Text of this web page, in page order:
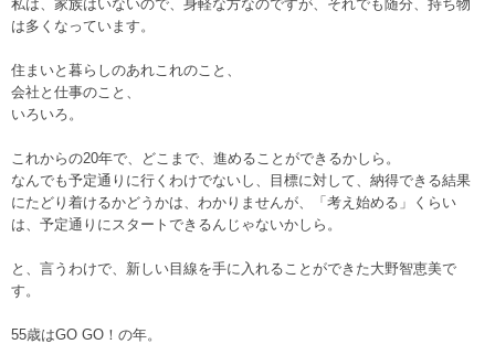
私は、家族はいないので、身軽な方なのですが、それでも随分、持ち物
は多くなっています。
住まいと暮らしのあれこれのこと、
会社と仕事のこと、
いろいろ。
これからの20年で、どこまで、進めることができるかしら。
なんでも予定通りに行くわけでないし、目標に対して、納得できる結果
にたどり着けるかどうかは、わかりませんが、「考え始める」くらい
は、予定通りにスタートできるんじゃないかしら。
と、言うわけで、新しい目線を手に入れることができた大野智恵美で
す。
55歳はGO GO！の年。